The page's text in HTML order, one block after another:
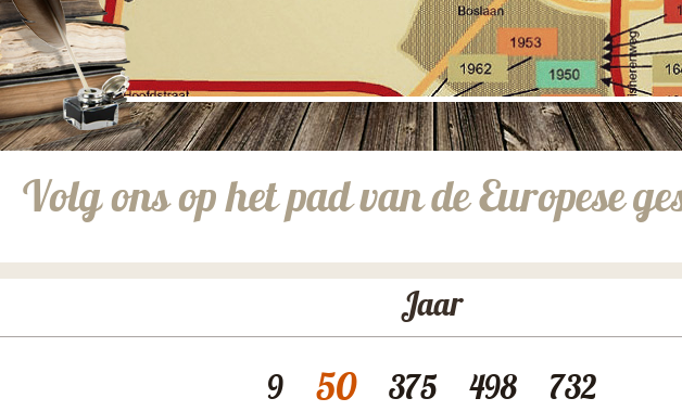
Volg ons op het pad van de Europese
Jaar
9 50 375 498 732